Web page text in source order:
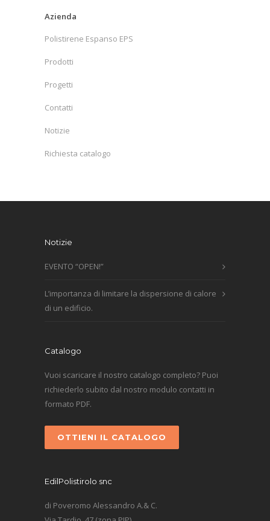
Azienda
Polistirene Espanso EPS
Prodotti
Progetti
Contatti
Notizie
Richiesta catalogo
Notizie
EVENTO “OPEN!”
L’importanza di limitare la dispersione di calore
di un edificio.
Catalogo
Vuoi scaricare il nostro catalogo completo? Puoi
richiederlo subito dal nostro modulo contatti in
formato PDF.
OTTIENI IL CATALOGO
EdilPolistirolo snc
di Poveromo Alessandro A.& C.